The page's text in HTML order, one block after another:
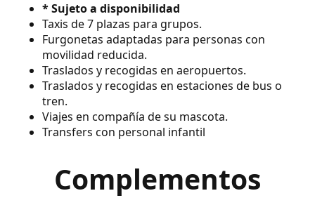
* Sujeto a disponibilidad
Taxis de 7 plazas para grupos.
Furgonetas adaptadas para personas con
movilidad reducida.
Traslados y recogidas en aeropuertos.
Traslados y recogidas en estaciones de bus o
tren.
Viajes en compañía de su mascota.
Transfers con personal infantil
Complementos